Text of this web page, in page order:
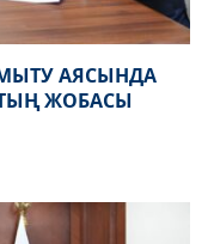
АЯСЫНДА
ЖОБАСЫ